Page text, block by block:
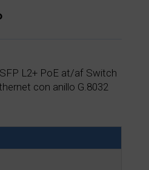
L2+ PoE at/af Switch
con anillo G.8032